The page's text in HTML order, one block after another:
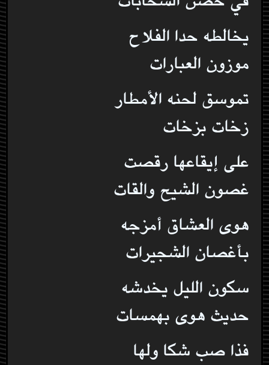
يخالطه حدا الفلاح
موزون العبارات
تموسق لحنه الأمطار
زخات بزخات
على إيقاعها رقصت
غصون الشيح والقات
هوى العشاق أمزجه
بأغصان الشجيرات
سكون الليل يخدشه
حديث هوى بهمسات
فذا صب شكا ولها